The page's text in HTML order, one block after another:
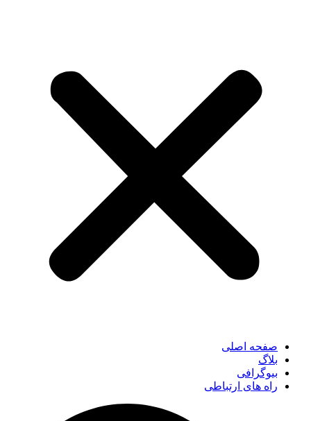
صفحه اصلی
بلاگ
بیوگرافی
راه های ارتباطی